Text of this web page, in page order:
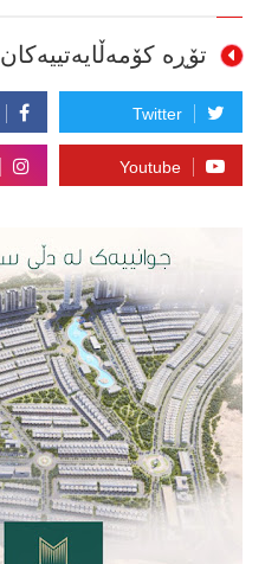
تۆڕە کۆمەڵایەتییەکان